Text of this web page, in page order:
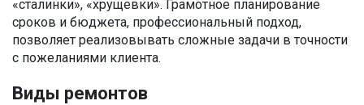
«сталинки», «хрущевки». Грамотное планирование
сроков и бюджета, профессиональный подход,
позволяет реализовывать сложные задачи в точности
с пожеланиями клиента.
Виды ремонтов